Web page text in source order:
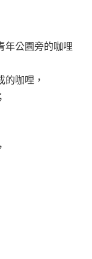
年公園旁的咖哩
咖哩，